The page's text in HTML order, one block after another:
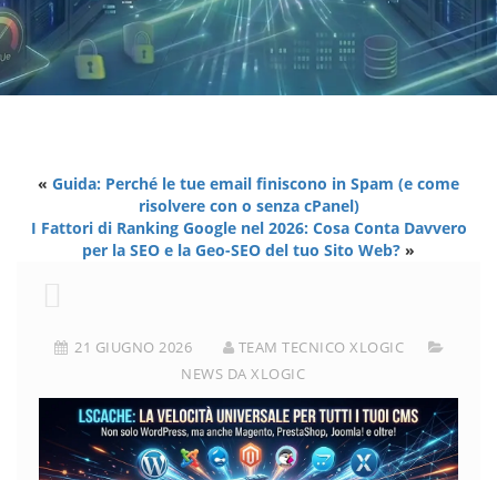
« Guida: Perché le tue email finiscono in Spam (e come
risolvere con o senza cPanel)
I Fattori di Ranking Google nel 2026: Cosa Conta Davvero
per la SEO e la Geo-SEO del tuo Sito Web? »
21 GIUGNO 2026
TEAM TECNICO XLOGIC
NEWS DA XLOGIC